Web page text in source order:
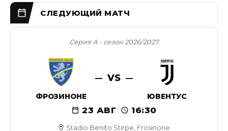
Stadio Benito Stirpe, Frosinone
Серия А - сезон 2026/2027
ФРОЗИНОНЕ
VS
ЮВЕНТУС
23 АВГ 16:30